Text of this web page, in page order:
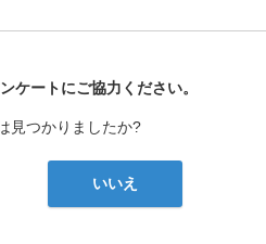
ケートにご協力ください。
見つかりましたか?
いいえ